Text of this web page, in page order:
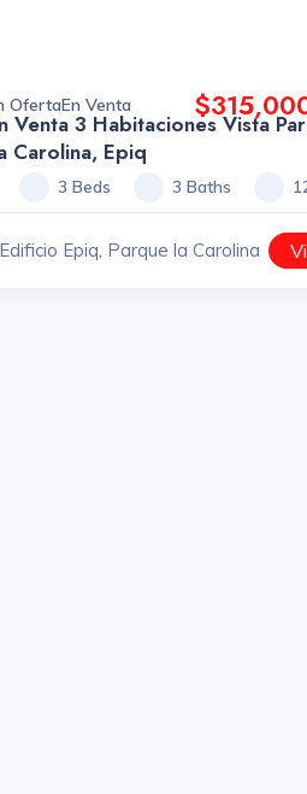
OfertaEn Venta
Venta 3 Habitaciones Vista
Carolina, Epiq
3 Beds 3 Baths
Edificio Epiq, Parque la Carolina